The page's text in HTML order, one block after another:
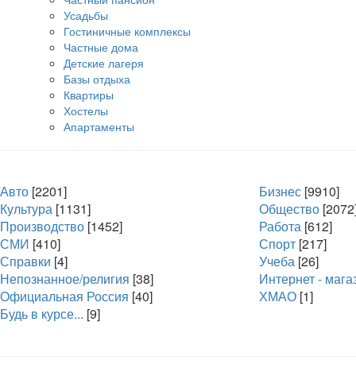
Усадьбы
Гостиничные комплексы
Частные дома
Детские лагеря
Базы отдыха
Квартиры
Хостелы
Апартаменты
Авто [2201] Бизнес [9910]
Культура [1131] Общество
Производство [1452] Работа [612]
СМИ [410] Спорт [217]
Справки [4] Учеба [26]
Непознанное/религия [38]
Интернет -
Официальная Россия [40] ХМАО [1]
Будь в курсе... [9]